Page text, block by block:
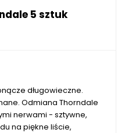
5 sztuk
długowieczne.
Odmiana Thorndale
nerwami - sztywne,
na piękne liście,